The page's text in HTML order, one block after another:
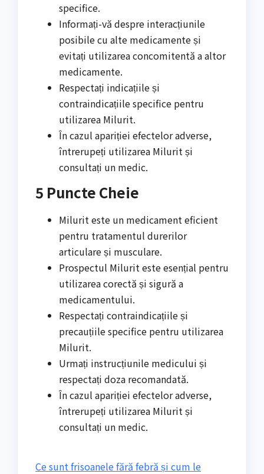
specifice.
Informați-vă despre interacțiunile
posibile cu alte medicamente și
evitați utilizarea concomitentă a altor
medicamente.
Respectați indicațiile și
contraindicațiile specifice pentru
utilizarea Milurit.
În cazul apariției efectelor adverse,
întrerupeți utilizarea Milurit și
consultați un medic.
5 Puncte Cheie
Milurit este un medicament eficient
pentru tratamentul durerilor
articulare și musculare.
Prospectul Milurit este esențial pentru
utilizarea corectă și sigură a
medicamentului.
Respectați contraindicațiile și
precauțiile specifice pentru utilizarea
Milurit.
Urmați instrucțiunile medicului și
respectați doza recomandată.
În cazul apariției efectelor adverse,
întrerupeți utilizarea Milurit și
consultați un medic.
Ce sunt frisoanele fără febră și cum le